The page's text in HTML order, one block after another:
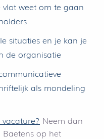
weet om te gaan
situaties en je kan je
de organisatie
als mondeling
Neem dan
op het